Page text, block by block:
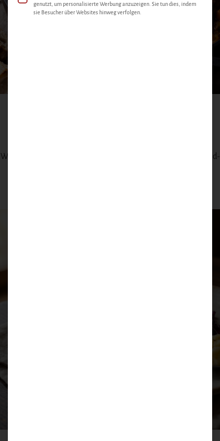
Wurstgulasch aus Wild und Landschwein kombiniert grobe Wild-
genutzt, um personalisierte Werbung anzuzeigen. Sie tun dies, indem
sie Besucher über Websites hinweg verfolgen.